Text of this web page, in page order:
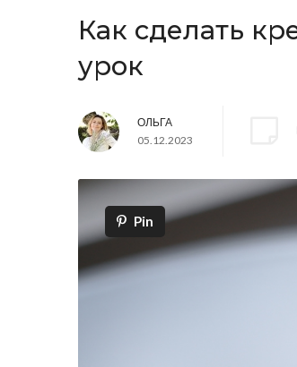
Как сделать
урок
ОЛЬГА
05.12.2023
Pin